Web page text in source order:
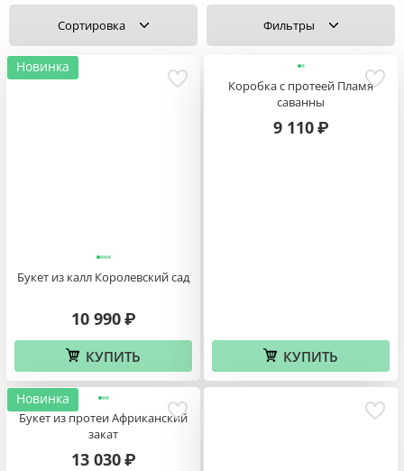
Сортировка Фильтры
Новинка
Букет из калл Королевский сад
10 990 ₽
КУПИТЬ
Коробка с протеей Пламя
саванны
9 110 ₽
КУПИТЬ
Новинка
Букет из протеи Африканский
закат
13 030 ₽